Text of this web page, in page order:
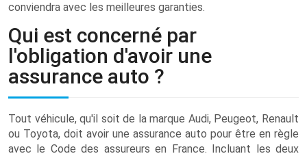
conviendra avec les meilleures garanties.
Qui est concerné par
l'obligation d'avoir une
assurance auto ?
Tout véhicule, qu'il soit de la marque Audi, Peugeot, Renault
ou Toyota, doit avoir une assurance auto pour être en règle
avec le Code des assureurs en France. Incluant les deux